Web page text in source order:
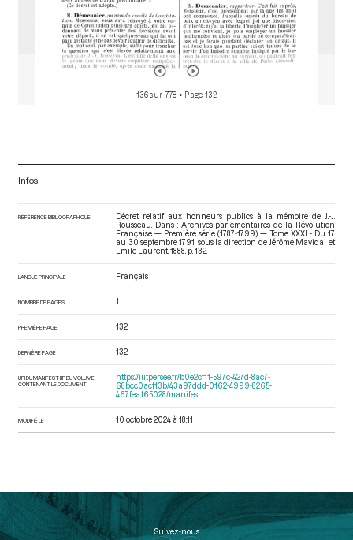
136 sur 778 • Page 132
Infos
RÉFÉRENCE BIBLIOGRAPHIQUE
Décret relatif aux honneurs publics à la mémoire de J.-J.
Rousseau. Dans : Archives parlementaires de la Révolution
Française — Première série (1787-1799) — Tome XXXI - Du 17
au 30 septembre 1791 , sous la direction de Jérôme Mavidal et
Emile Laurent. 1888. p. 132.
LANGUE PRINCIPALE Français
NOMBRE DE PAGES 1
PREMIÈRE PAGE 132
DERNIÈRE PAGE 132
URI DU MANIFEST IIIF DU VOLUME
CONTENANT LE DOCUMENT
https://iiif.persee.fr/b0e2cf11-597c-427d-8ac7-
68bcc0acf13b/43a97ddd-0162-4999-8265-
467fea165028/manifest
MODIFIÉ LE 10 octobre 2024 à 18:11
Suivez-nous